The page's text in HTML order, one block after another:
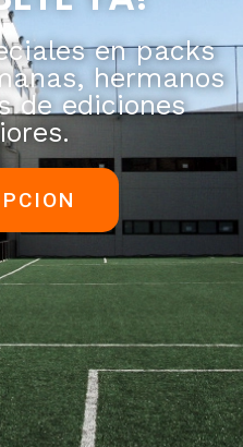
en packs
hermanos
de ediciones